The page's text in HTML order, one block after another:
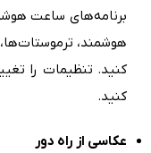
برنامه‌های ساعت‌
هوشمند،
کنید. تنظیمات را
کنید.
عکاسی از راه دور